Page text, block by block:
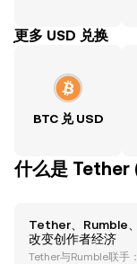
ִִִִִִִִִִִִִִִִִִִִִִִִִִִִִִִִִִִִִִִִִִִִִִִִ更多 USD 兑换
BTC 兑 USD
什么是 Tether
Tether、Rumble
改变创作者经济
Tether与Rumble联手